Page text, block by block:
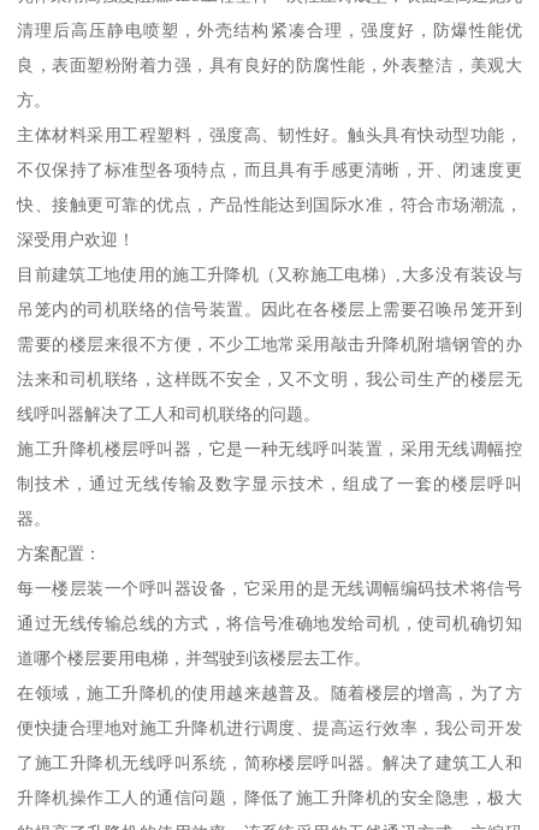
清理后高压静电喷塑，外壳结构紧凑合理，强度好，防爆性能优
良，表面塑粉附着力强，具有良好的防腐性能，外表整洁，美观大
方。
主体材料采用工程塑料，强度高、韧性好。触头具有快动型功能，
不仅保持了标准型各项特点，而且具有手感更清晰，开、闭速度更
快、接触更可靠的优点，产品性能达到国际水准，符合市场潮流，
深受用户欢迎！
目前建筑工地使用的施工升降机（又称施工电梯）,大多没有装设与
吊笼内的司机联络的信号装置。因此在各楼层上需要召唤吊笼开到
需要的楼层来很不方便，不少工地常采用敲击升降机附墙钢管的办
法来和司机联络，这样既不安全，又不文明，我公司生产的楼层无
线呼叫器解决了工人和司机联络的问题。
施工升降机楼层呼叫器，它是一种无线呼叫装置，采用无线调幅控
制技术，通过无线传输及数字显示技术，组成了一套的楼层呼叫
器。
方案配置：
每一楼层装一个呼叫器设备，它采用的是无线调幅编码技术将信号
通过无线传输总线的方式，将信号准确地发给司机，使司机确切知
道哪个楼层要用电梯，并驾驶到该楼层去工作。
在领域，施工升降机的使用越来越普及。随着楼层的增高，为了方
便快捷合理地对施工升降机进行调度、提高运行效率，我公司开发
了施工升降机无线呼叫系统，简称楼层呼叫器。解决了建筑工人和
升降机操作工人的通信问题，降低了施工升降机的安全隐患，极大